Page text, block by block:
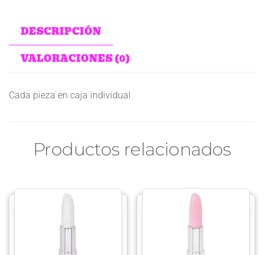
DESCRIPCIÓN
VALORACIONES (0)
Cada pieza en caja individual
Productos relacionados